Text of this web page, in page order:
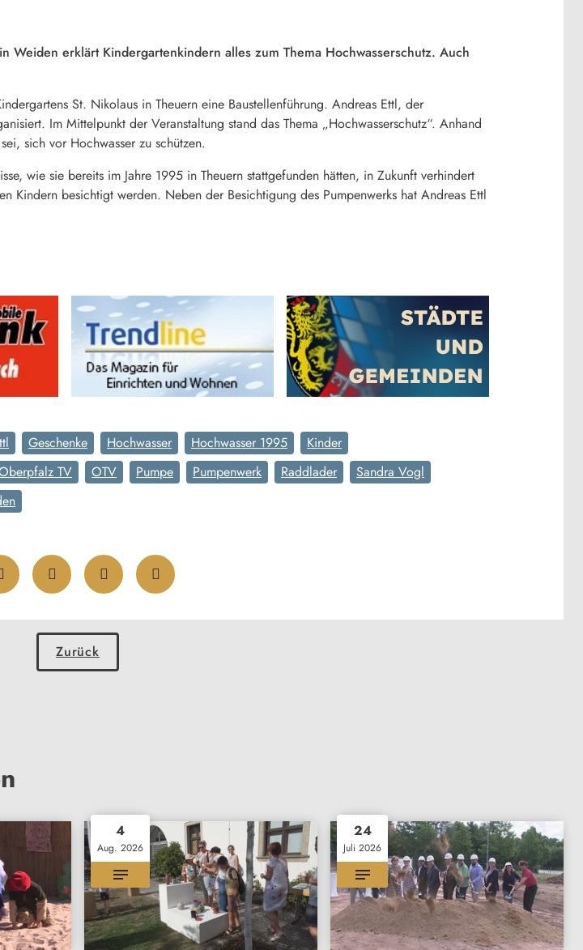
Weiden erklärt Kindergartenkindern alles zum Thema Hochwasserschutz. Auch
St. Nikolaus in Theuern eine Baustellenführung. Andreas Ettl, der
Im Mittelpunkt der Veranstaltung stand das Thema „Hochwasserschutz“. Anhand
sich vor Hochwasser zu schützen.
wie sie bereits im Jahre 1995 in Theuern stattgefunden hätten, in Zukunft verhindert
Kindern besichtigt werden. Neben der Besichtigung des Pumpenwerks hat Andreas Ettl
Geschenke Hochwasser Hochwasser 1995
Kinder
TV OTV Pumpe Pumpenwerk Raddlader
Sandra Vogl
Zurück
4
Aug. 2026
24
Juli 2026